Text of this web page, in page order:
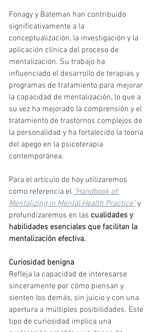
Fonagy y Bateman han contribuido
significativamente a la
conceptualización, la investigación y la
aplicación clínica del proceso de
mentalización. Su trabajo ha
influenciado el desarrollo de terapias y
programas de tratamiento para mejorar
la capacidad de mentalización, lo que a
su vez ha mejorado la comprensión y el
tratamiento de trastornos complejos de
la personalidad y ha fortalecido la teoría
del apego en la psicoterapia
contemporánea.
Para el artículo de hoy utilizaremos
como referencia el "Handbook of
Mentalizing in Mental Health Practice" y
profundizaremos en las cualidades y
habilidades esenciales que facilitan la
mentalización efectiva.
Curiosidad benigna
Refleja la capacidad de interesarse
sinceramente por cómo piensan y
sienten los demás, sin juicio y con una
apertura a múltiples posibilidades. Este
tipo de curiosidad implica una